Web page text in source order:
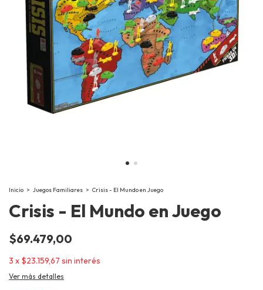
Inicio > Juegos Familiares > Crisis - El Mundo en Juego
Crisis - El Mundo en Juego
$69.479,00
3 x $23.159,67 sin interés
Ver más detalles